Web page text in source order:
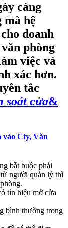
càng
mà hệ
doanh
phòng
việc và
xác hơn.
tắc
soát cửa&
vào Cty, Văn
bắt buộc phải
từ người quản lý thì
tín hiệu mở cửa
bình thường trong